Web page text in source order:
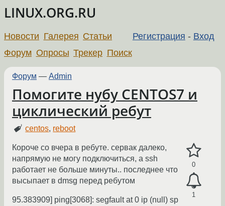
LINUX.ORG.RU
Регистрация - Вход
Новости Галерея Статьи
Форум Опросы Трекер Поиск
Форум — Admin
Помогите нубу CENTOS7 и
циклический ребут
centos, reboot
0
1
Короче со вчера в ребуте. сервак далеко,
напрямую не могу подключиться, а ssh
работает не больше минуты.. последнее что
высыпает в dmsg перед ребутом
95.383909] ping[3068]: segfault at 0 ip (null) sp